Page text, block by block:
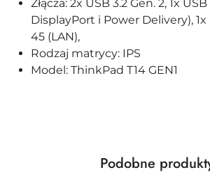
Złącza: 2x USB 3.2 Gen. 2, 1x
DisplayPort i Power Delivery), 1x
45 (LAN),
Rodzaj matrycy: IPS
Model: ThinkPad T14 GEN1
Pomiń karuzelę produktów
Produkty
Podobne